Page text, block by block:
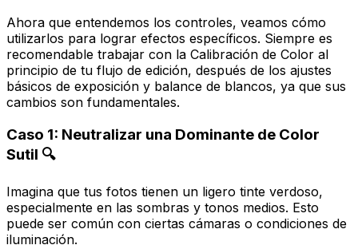
Ahora que entendemos los controles, veamos cómo
utilizarlos para lograr efectos específicos. Siempre es
recomendable trabajar con la Calibración de Color al
principio de tu flujo de edición, después de los ajustes
básicos de exposición y balance de blancos, ya que sus
cambios son fundamentales.
Caso 1: Neutralizar una Dominante de Color
Sutil 🔍
Imagina que tus fotos tienen un ligero tinte verdoso,
especialmente en las sombras y tonos medios. Esto
puede ser común con ciertas cámaras o condiciones de
iluminación.